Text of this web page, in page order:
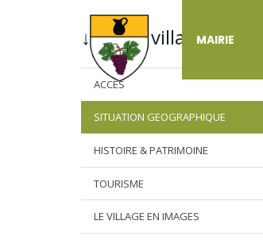
MAIRIE
↓ Menu village
ACCES
SITUATION GEOGRAPHIQUE
HISTOIRE & PATRIMOINE
TOURISME
LE VILLAGE EN IMAGES